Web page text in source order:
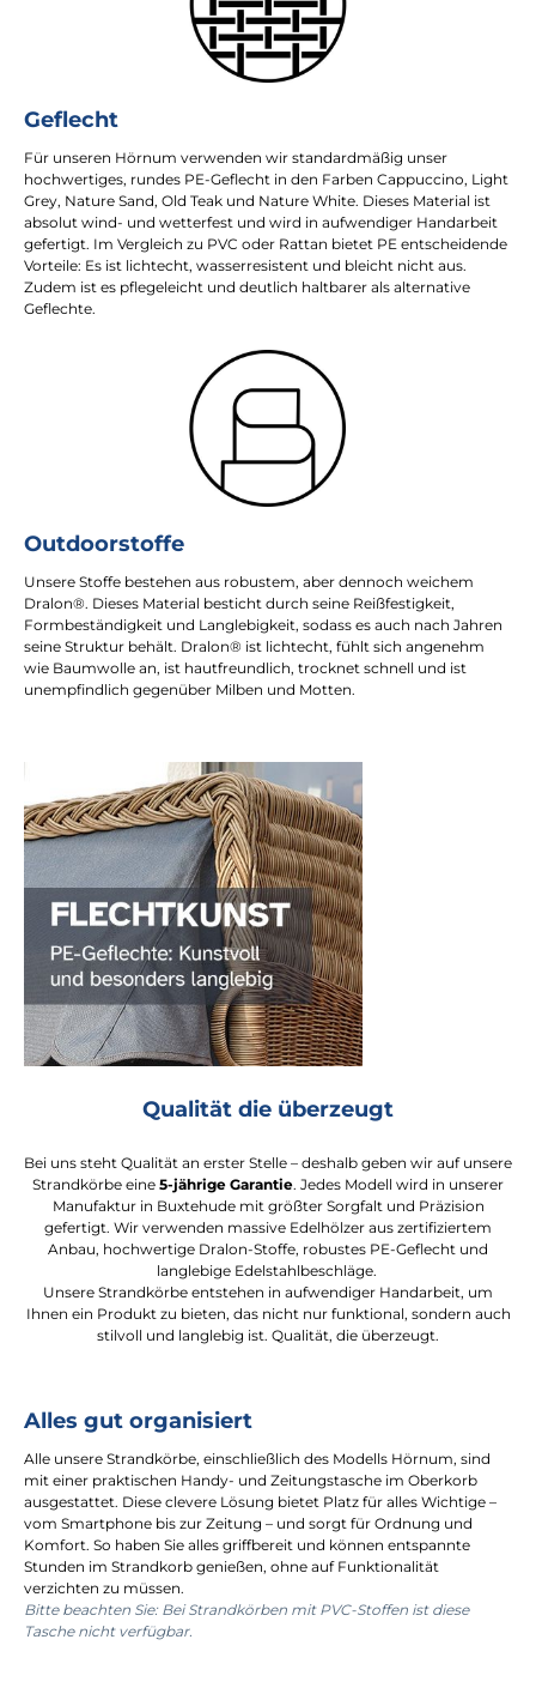
Geflecht
Für unseren Hörnum verwenden wir standardmäßig unser
hochwertiges, rundes PE-Geflecht in den Farben Cappuccino, Light
Grey, Nature Sand, Old Teak und Nature White. Dieses Material ist
absolut wind- und wetterfest und wird in aufwendiger Handarbeit
gefertigt. Im Vergleich zu PVC oder Rattan bietet PE entscheidende
Vorteile: Es ist lichtecht, wasserresistent und bleicht nicht aus.
Zudem ist es pflegeleicht und deutlich haltbarer als alternative
Geflechte.
Outdoorstoffe
Unsere Stoffe bestehen aus robustem, aber dennoch weichem
Dralon®. Dieses Material besticht durch seine Reißfestigkeit,
Formbeständigkeit und Langlebigkeit, sodass es auch nach Jahren
seine Struktur behält. Dralon® ist lichtecht, fühlt sich angenehm
wie Baumwolle an, ist hautfreundlich, trocknet schnell und ist
unempfindlich gegenüber Milben und Motten.
Qualität die überzeugt
Bei uns steht Qualität an erster Stelle – deshalb geben wir auf unsere
Strandkörbe eine 5-jährige Garantie. Jedes Modell wird in unserer
Manufaktur in Buxtehude mit größter Sorgfalt und Präzision
gefertigt. Wir verwenden massive Edelhölzer aus zertifiziertem
Anbau, hochwertige Dralon-Stoffe, robustes PE-Geflecht und
langlebige Edelstahlbeschläge.
Unsere Strandkörbe entstehen in aufwendiger Handarbeit, um
Ihnen ein Produkt zu bieten, das nicht nur funktional, sondern auch
stilvoll und langlebig ist. Qualität, die überzeugt.
Alles gut organisiert
Alle unsere Strandkörbe, einschließlich des Modells Hörnum, sind
mit einer praktischen Handy- und Zeitungstasche im Oberkorb
ausgestattet. Diese clevere Lösung bietet Platz für alles Wichtige –
vom Smartphone bis zur Zeitung – und sorgt für Ordnung und
Komfort. So haben Sie alles griffbereit und können entspannte
Stunden im Strandkorb genießen, ohne auf Funktionalität
verzichten zu müssen.
Bitte beachten Sie: Bei Strandkörben mit PVC-Stoffen ist diese
Tasche nicht verfügbar.